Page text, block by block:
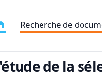
Recherche de
de la